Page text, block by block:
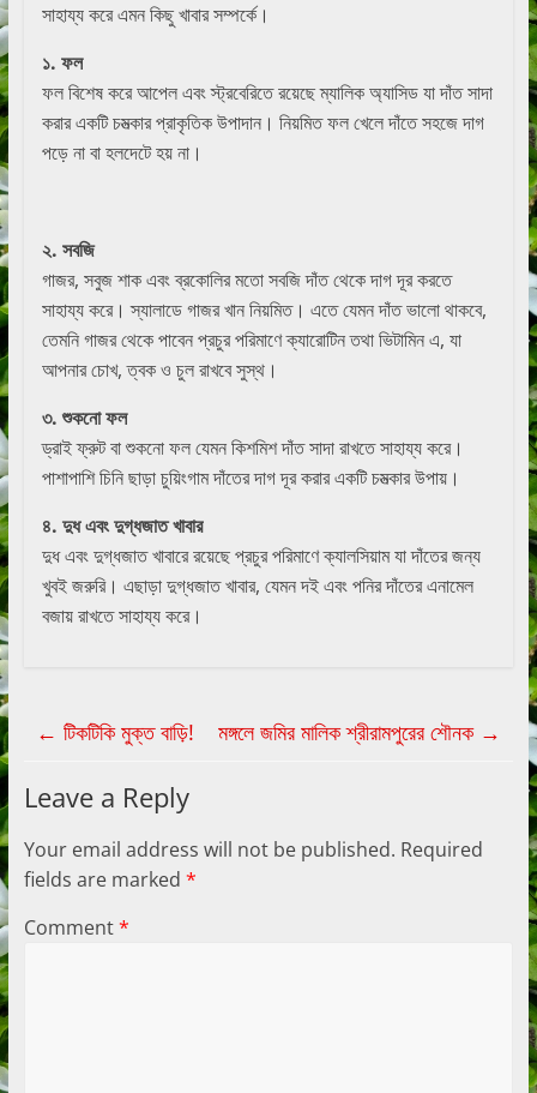
সাহায্য করে এমন কিছু খাবার সম্পর্কে।
১. ফল
ফল বিশেষ করে আপেল এবং স্ট্রবেরিতে রয়েছে ম্যালিক অ্যাসিড যা দাঁত সাদা
করার একটি চমত্‍কার প্রাকৃতিক উপাদান। নিয়মিত ফল খেলে দাঁতে সহজে দাগ
পড়ে না বা হলদেটে হয় না।
২. সবজি
গাজর, সবুজ শাক এবং ব্রকোলির মতো সবজি দাঁত থেকে দাগ দূর করতে
সাহায্য করে। স্যালাডে গাজর খান নিয়মিত। এতে যেমন দাঁত ভালো থাকবে,
তেমনি গাজর থেকে পাবেন প্রচুর পরিমাণে ক্যারোটিন তথা ভিটামিন এ, যা
আপনার চোখ, ত্বক ও চুল রাখবে সুস্থ।
৩. শুকনো ফল
ড্রাই ফ্রুট বা শুকনো ফল যেমন কিশমিশ দাঁত সাদা রাখতে সাহায্য করে।
পাশাপাশি চিনি ছাড়া চুয়িংগাম দাঁতের দাগ দূর করার একটি চমত্‍কার উপায়।
৪. দুধ এবং দুগ্ধজাত খাবার
দুধ এবং দুগ্ধজাত খাবারে রয়েছে প্রচুর পরিমাণে ক্যালসিয়াম যা দাঁতের জন্য
খুবই জরুরি। এছাড়া দুগ্ধজাত খাবার, যেমন দই এবং পনির দাঁতের এনামেল
বজায় রাখতে সাহায্য করে।
← টিকটিকি মুক্ত বাড়ি! মঙ্গলে জমির মালিক শ্রীরামপুরের শৌনক →
Leave a Reply
Your email address will not be published. Required
fields are marked *
Comment*